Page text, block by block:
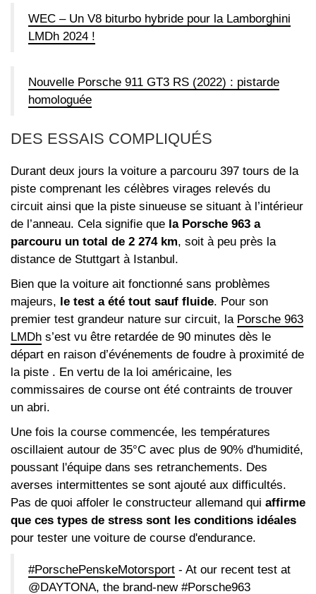
WEC – Un V8 biturbo hybride pour la Lamborghini
LMDh 2024 !
Nouvelle Porsche 911 GT3 RS (2022) : pistarde
homologuée
DES ESSAIS COMPLIQUÉS
Durant deux jours la voiture a parcouru 397 tours de la
piste comprenant les célèbres virages relevés du
circuit ainsi que la piste sinueuse se situant à l’intérieur
de l’anneau. Cela signifie que la Porsche 963 a
parcouru un total de 2 274 km, soit à peu près la
distance de Stuttgart à Istanbul.
Bien que la voiture ait fonctionné sans problèmes
majeurs, le test a été tout sauf fluide. Pour son
premier test grandeur nature sur circuit, la Porsche 963
LMDh s’est vu être retardée de 90 minutes dès le
départ en raison d’événements de foudre à proximité de
la piste . En vertu de la loi américaine, les
commissaires de course ont été contraints de trouver
un abri.
Une fois la course commencée, les températures
oscillaient autour de 35°C avec plus de 90% d'humidité,
poussant l'équipe dans ses retranchements. Des
averses intermittentes se sont ajouté aux difficultés.
Pas de quoi affoler le constructeur allemand qui affirme
que ces types de stress sont les conditions idéales
pour tester une voiture de course d'endurance.
#PorschePenskeMotorsport - At our recent test at
@DAYTONA, the brand-new #Porsche963